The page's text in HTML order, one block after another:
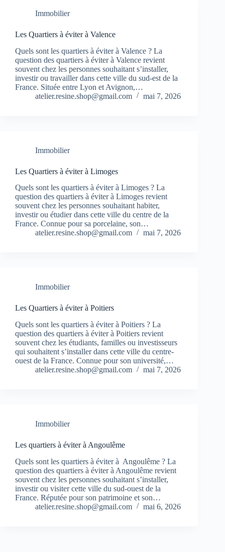
Immobilier
Les Quartiers à éviter à Valence
Quels sont les quartiers à éviter à Valence ? La
question des quartiers à éviter à Valence revient
souvent chez les personnes souhaitant s’installer,
investir ou travailler dans cette ville du sud-est de la
France. Située entre Lyon et Avignon,…
atelier.resine.shop@gmail.com
mai 7, 2026
Immobilier
Les Quartiers à éviter à Limoges
Quels sont les quartiers à éviter à Limoges ? La
question des quartiers à éviter à Limoges revient
souvent chez les personnes souhaitant habiter,
investir ou étudier dans cette ville du centre de la
France. Connue pour sa porcelaine, son…
atelier.resine.shop@gmail.com
mai 7, 2026
Immobilier
Les Quartiers à éviter à Poitiers
Quels sont les quartiers à éviter à Poitiers ? La
question des quartiers à éviter à Poitiers revient
souvent chez les étudiants, familles ou investisseurs
qui souhaitent s’installer dans cette ville du centre-
ouest de la France. Connue pour son université,…
atelier.resine.shop@gmail.com
mai 7, 2026
Immobilier
Les quartiers à éviter à Angoulême
Quels sont les quartiers à éviter à Angoulême ? La
question des quartiers à éviter à Angoulême revient
souvent chez les personnes souhaitant s’installer,
investir ou visiter cette ville du sud-ouest de la
France. Réputée pour son patrimoine et son…
atelier.resine.shop@gmail.com
mai 6, 2026